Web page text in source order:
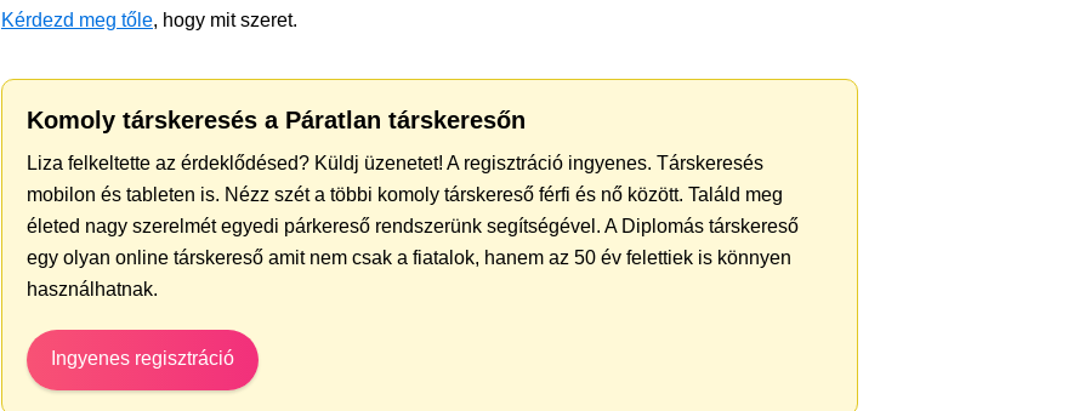
Kérdezd meg tőle, hogy mit szeret.
Komoly társkeresés a Páratlan társkeresőn
Liza felkeltette az érdeklődésed? Küldj üzenetet! A regisztráció ingyenes. Társkeresés
mobilon és tableten is. Nézz szét a többi komoly társkereső férfi és nő között. Találd meg
életed nagy szerelmét egyedi párkereső rendszerünk segítségével. A Diplomás társkereső
egy olyan online társkereső amit nem csak a fiatalok, hanem az 50 év felettiek is könnyen
használhatnak.
Ingyenes regisztráció